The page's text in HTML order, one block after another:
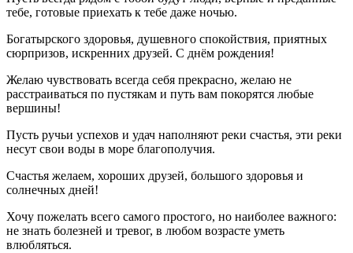
тебе, готовые приехать к тебе даже ночью.
Богатырского здоровья, душевного спокойствия, приятных
сюрпризов, искренних друзей. С днём рождения!
Желаю чувствовать всегда себя прекрасно, желаю не
расстраиваться по пустякам и путь вам покорятся любые
вершины!
Пусть ручьи успехов и удач наполняют реки счастья, эти реки
несут свои воды в море благополучия.
Счастья желаем, хороших друзей, большого здоровья и
солнечных дней!
Хочу пожелать всего самого простого, но наиболее важного:
не знать болезней и тревог, в любом возрасте уметь
влюбляться.